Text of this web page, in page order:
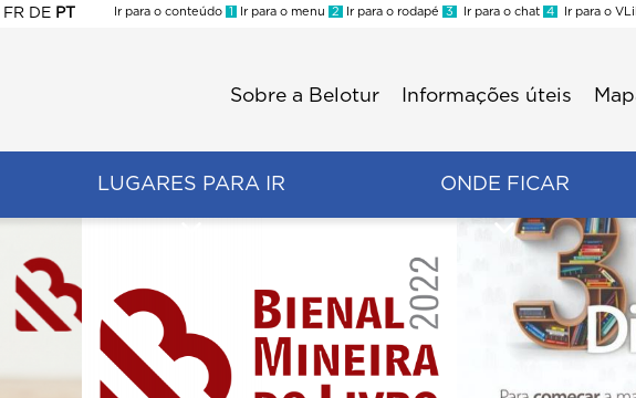
FR DE PT
Ir para o conteúdo 1 Ir para o menu 2 Ir para o rodapé 3 Ir para o chat 4 Ir para o
Sobre a Belotur Informações úteis
LUGARES PARA IR ONDE FICAR